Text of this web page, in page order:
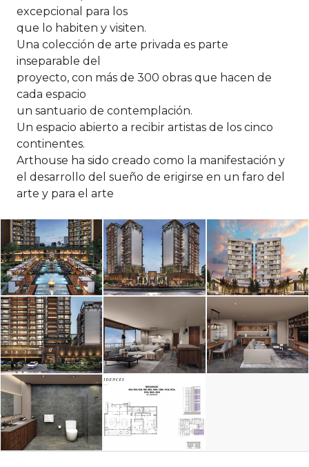
excepcional para los
que lo habiten y visiten.
Una colección de arte privada es parte
inseparable del
proyecto, con más de 300 obras que hacen de
cada espacio
un santuario de contemplación.
Un espacio abierto a recibir artistas de los cinco
continentes.
Arthouse ha sido creado como la manifestación y
el desarrollo del sueño de erigirse en un faro del
arte y para el arte